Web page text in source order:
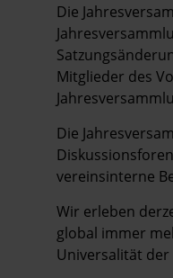
Die
Mitglieder des
Die
vereinsinterne
Wir erleben
global immer
Universalität